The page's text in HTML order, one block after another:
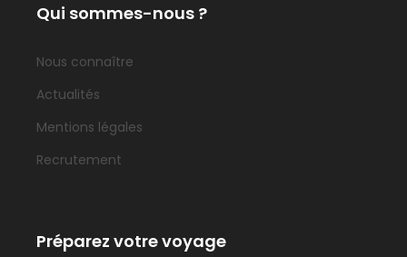
Qui sommes-nous ?
Nous connaître
Actualités
Mentions légales
Recrutement
Préparez votre voyage